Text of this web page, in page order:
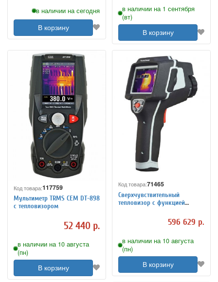
в наличии на сегодня
В корзину
в наличии на 1 сентября
(вт)
В корзину
Код товара:117759
Мультиметр TRMS СЕМ DT-898
с тепловизором
52 440 р.
в наличии на 10 августа
(пн)
В корзину
Код товара:71465
Сверхчувствительный
тепловизор с функцией
596 629 р.
в наличии на 10 августа
(пн)
В корзину